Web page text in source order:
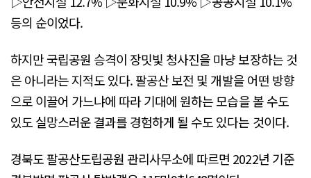
등의 순이었다.
하지만 국립공원 승격이 장밋빛 청사진을 마냥 보장하는 것
은 아니라는 지적도 있다. 팔공산 보전 및 개발을 어떤 방향
으로 이끌어 가느냐에 따라 기대에 원하는 모습을 볼 수도
있도 실망스러운 결과를 경험하게 될 수도 있다는 것이다.
경북도 팔공산도립공원 관리사무소에 따르면 2022년 기준